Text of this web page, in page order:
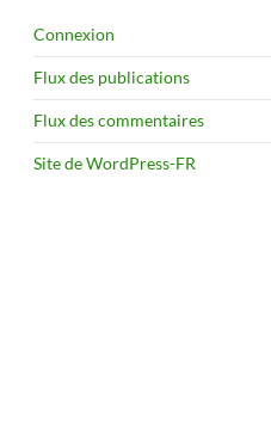
Connexion
Flux des publications
Flux des commentaires
Site de WordPress-FR